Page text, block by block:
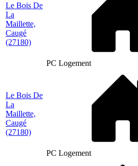
Le Bois De
La
Maillette,
Caugé
(27180)
PC Logement
Le Bois De
La
Maillette,
Caugé
(27180)
PC Logement